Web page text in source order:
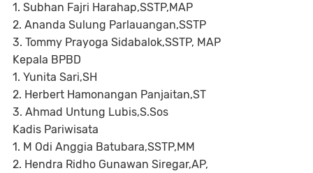
1. Subhan Fajri Harahap,SSTP,MAP
2. Ananda Sulung Parlauangan,SSTP
3. Tommy Prayoga Sidabalok,SSTP, MAP
Kepala BPBD
1. Yunita Sari,SH
2. Herbert Hamonangan Panjaitan,ST
3. Ahmad Untung Lubis,S.Sos
Kadis Pariwisata
1. M Odi Anggia Batubara,SSTP,MM
2. Hendra Ridho Gunawan Siregar,AP,